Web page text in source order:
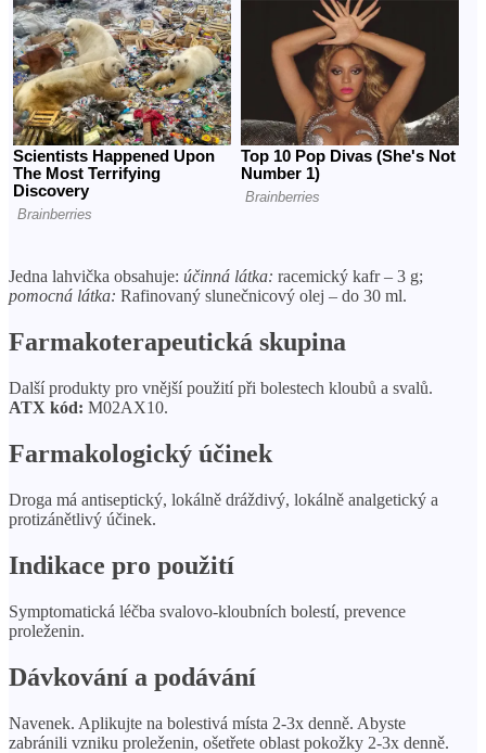
Jedna lahvička obsahuje: účinná látka: racemický kafr – 3 g;
pomocná látka: Rafinovaný slunečnicový olej – do 30 ml.
Farmakoterapeutická skupina
Další produkty pro vnější použití při bolestech kloubů a svalů.
ATX kód: M02AX10.
Farmakologický účinek
Droga má antiseptický, lokálně dráždivý, lokálně analgetický a
protizánětlivý účinek.
Indikace pro použití
Symptomatická léčba svalovo-kloubních bolestí, prevence
proleženin.
Dávkování a podávání
Navenek. Aplikujte na bolestivá místa 2-3x denně. Abyste
zabránili vzniku proleženin, ošetřete oblast pokožky 2-3x denně.